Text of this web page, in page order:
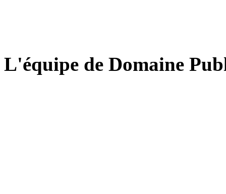
L'équipe de Domaine